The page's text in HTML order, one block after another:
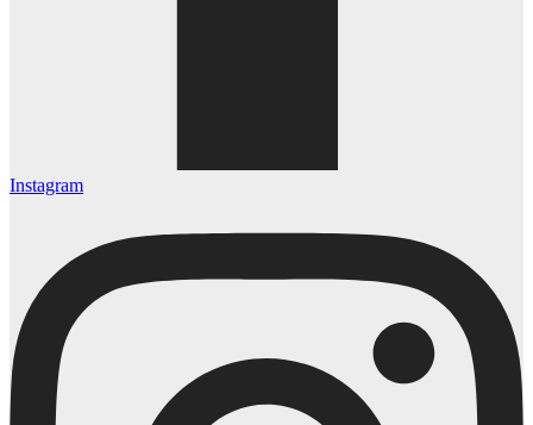
Instagram